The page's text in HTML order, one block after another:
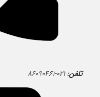
تلفن: ۰۲۱-۸۶۰۹۰۴۶۱